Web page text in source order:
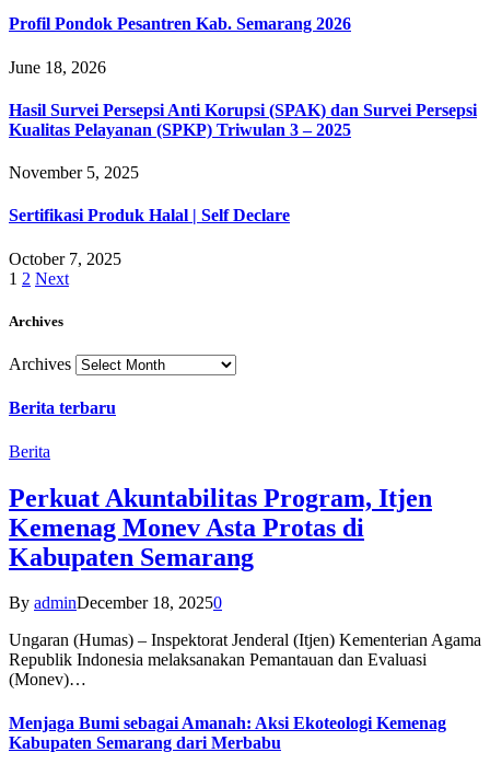
Profil Pondok Pesantren Kab. Semarang 2026
June 18, 2026
Hasil Survei Persepsi Anti Korupsi (SPAK) dan Survei Persepsi
Kualitas Pelayanan (SPKP) Triwulan 3 – 2025
November 5, 2025
Sertifikasi Produk Halal | Self Declare
October 7, 2025
1 2 Next
Archives
Archives
Berita terbaru
Berita
Perkuat Akuntabilitas Program, Itjen
Kemenag Monev Asta Protas di
Kabupaten Semarang
By adminDecember 18, 20250
Ungaran (Humas) – Inspektorat Jenderal (Itjen) Kementerian Agama
Republik Indonesia melaksanakan Pemantauan dan Evaluasi
(Monev)…
Menjaga Bumi sebagai Amanah: Aksi Ekoteologi Kemenag
Kabupaten Semarang dari Merbabu